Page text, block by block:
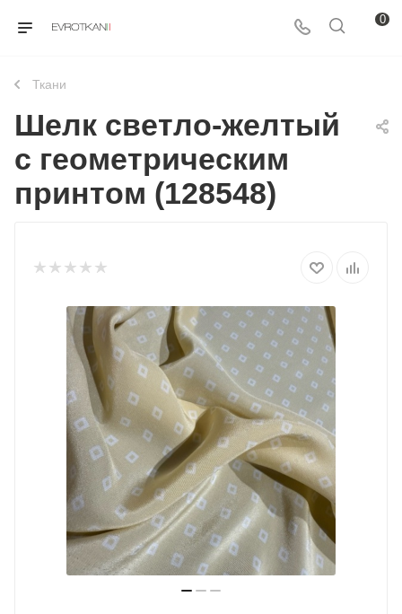
0
Ткани
Шелк светло-желтый
с геометрическим
принтом (128548)